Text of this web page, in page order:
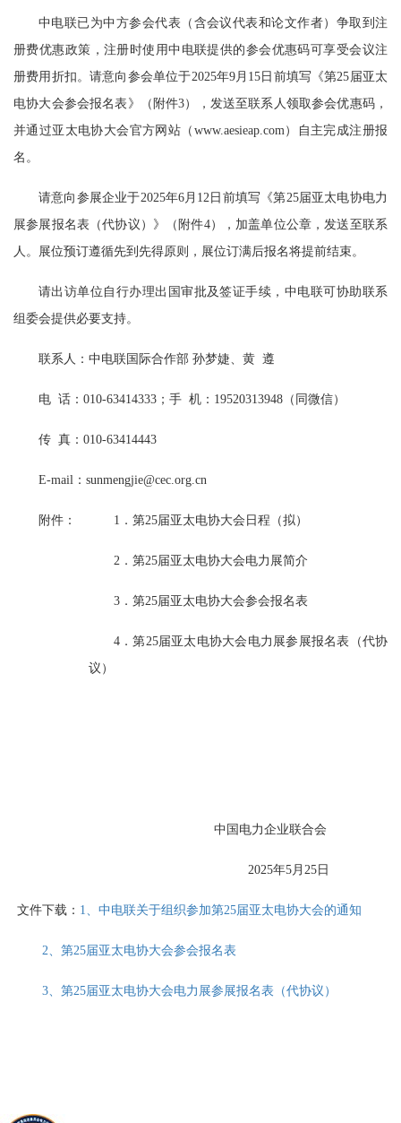
中电联已为中方参会代表（含会议代表和论文作者）争取到注
册费优惠政策，注册时使用中电联提供的参会优惠码可享受会议注
册费用折扣。请意向参会单位于2025年9月15日前填写《第25届亚太
电协大会参会报名表》（附件3），发送至联系人领取参会优惠码，
并通过亚太电协大会官方网站（www.aesieap.com）自主完成注册报
名。
请意向参展企业于2025年6月12日前填写《第25届亚太电协电力
展参展报名表（代协议）》（附件4），加盖单位公章，发送至联系
人。展位预订遵循先到先得原则，展位订满后报名将提前结束。
请出访单位自行办理出国审批及签证手续，中电联可协助联系
组委会提供必要支持。
联系人：中电联国际合作部 孙梦婕、黄 遵
电 话：010-63414333；手 机：19520313948（同微信）
传 真：010-63414443
E-mail：sunmengjie@cec.org.cn
附件： 1．第25届亚太电协大会日程（拟）
2．第25届亚太电协大会电力展简介
3．第25届亚太电协大会参会报名表
4．第25届亚太电协大会电力展参展报名表（代协
议）
中国电力企业联合会
2025年5月25日
文件下载 ： 1、中电联关于组织参加第25届亚太电协大会的通知
2、 第25届亚太电协大会参会报名表
3、 第25届亚太电协大会电力展参展报名表（代协议）